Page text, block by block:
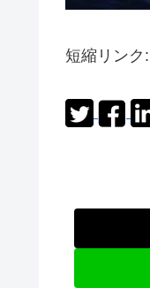
短縮リンク: